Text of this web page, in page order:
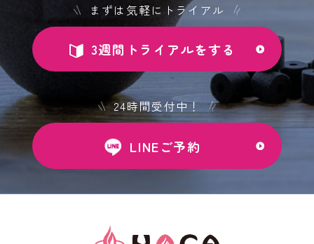
まずは気軽にトライアル
3週間トライアルをする
24時間受付中！
LINEご予約